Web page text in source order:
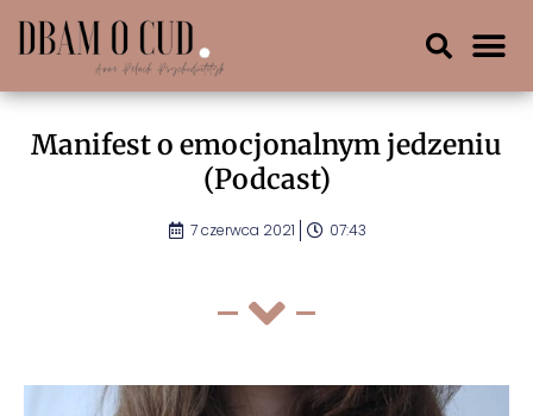
Manifest o emocjonalnym jedzeniu
(Podcast)
7 czerwca 2021 07:43